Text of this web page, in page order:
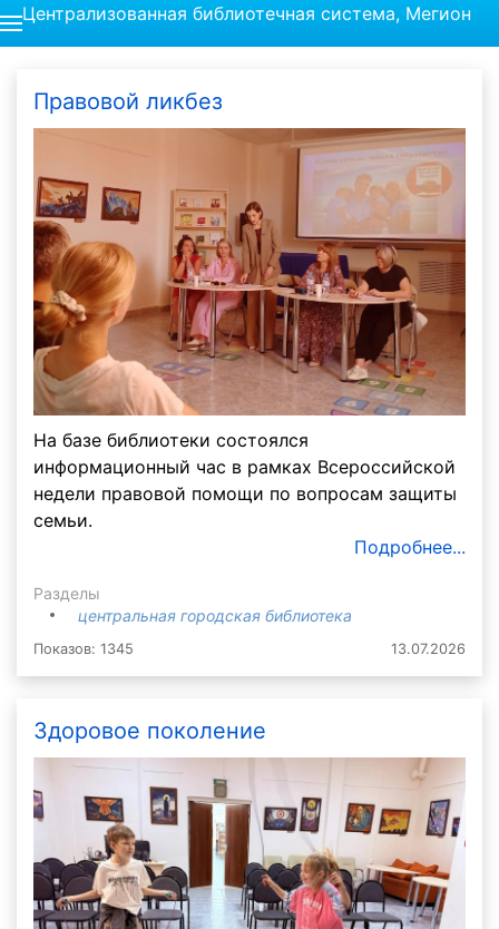
Централизованная библиотечная система, Мегион
Правовой ликбез
На базе библиотеки состоялся
информационный час в рамках Всероссийской
недели правовой помощи по вопросам защиты
семьи.
Подробнее...
Разделы
центральная городская библиотека
Показов: 1345 13.07.2026
Здоровое поколение